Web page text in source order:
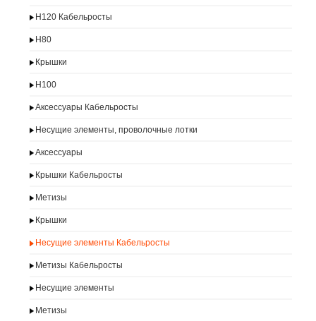
H120 Кабельросты
H80
Крышки
H100
Аксессуары Кабельросты
Несущие элементы, проволочные лотки
Аксессуары
Крышки Кабельросты
Метизы
Крышки
Несущие элементы Кабельросты
Метизы Кабельросты
Несущие элементы
Метизы